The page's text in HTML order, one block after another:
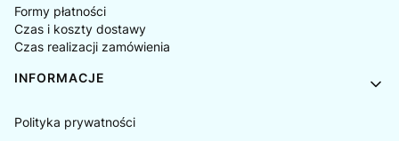
Formy płatności
Czas i koszty dostawy
Czas realizacji zamówienia
INFORMACJE
Polityka prywatności